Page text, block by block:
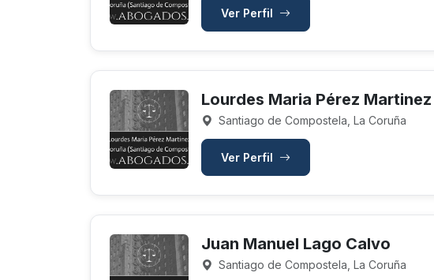
Ver Perfil
Lourdes Maria Pérez Martinez
Santiago de Compostela, La Coruña
Ver Perfil
Juan Manuel Lago Calvo
Santiago de Compostela, La Coruña